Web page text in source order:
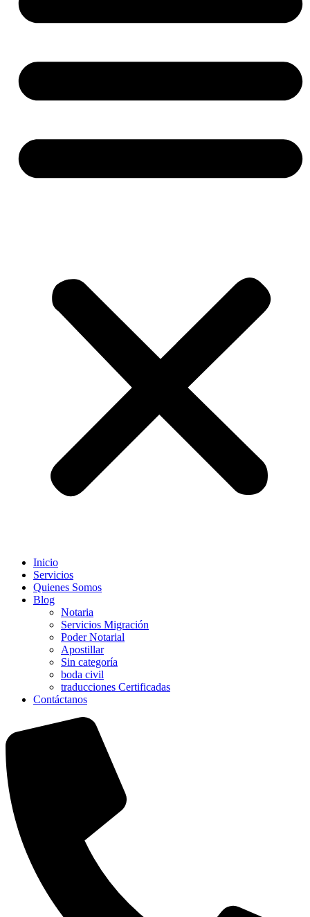
Inicio
Servicios
Quienes Somos
Blog
Notaria
Servicios Migración
Poder Notarial
Apostillar
Sin categoría
boda civil
traducciones Certificadas
Contáctanos